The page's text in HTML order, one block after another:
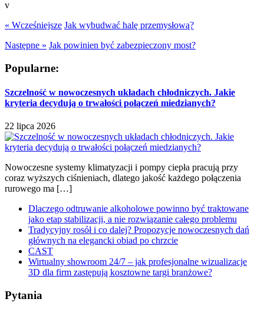
v
« Wcześniejsze Jak wybudwać halę przemysłową?
Następne » Jak powinien być zabezpieczony most?
Popularne:
Szczelność w nowoczesnych układach chłodniczych. Jakie
kryteria decydują o trwałości połączeń miedzianych?
22 lipca 2026
Nowoczesne systemy klimatyzacji i pompy ciepła pracują przy
coraz wyższych ciśnieniach, dlatego jakość każdego połączenia
rurowego ma […]
Dlaczego odtruwanie alkoholowe powinno być traktowane
jako etap stabilizacji, a nie rozwiązanie całego problemu
Tradycyjny rosół i co dalej? Propozycje nowoczesnych dań
głównych na elegancki obiad po chrzcie
CAST
Wirtualny showroom 24/7 – jak profesjonalne wizualizacje
3D dla firm zastępują kosztowne targi branżowe?
Pytania